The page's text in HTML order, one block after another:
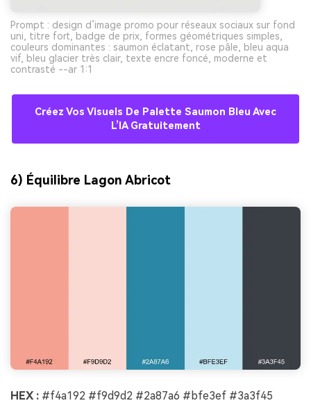
Prompt : design d’image promo pour réseaux sociaux sur fond
uni, titre fort, badge de prix, formes géométriques simples,
couleurs dominantes : saumon éclatant, rose pâle, bleu aqua
vif, bleu glacier très clair, texte encre foncé, moderne et
contrasté --ar 1:1
Créez Vos Visuels De Palette Saumon Bleu Avec
L’IA Gratuitement
6) Équilibre Lagon Abricot
HEX : #f4a192 #f9d9d2 #2a87a6 #bfe3ef #3a3f45